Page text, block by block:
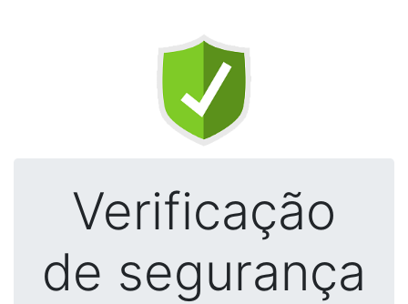
Verificação
de segurança